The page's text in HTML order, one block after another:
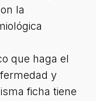
la
que haga el
y
ficha tiene